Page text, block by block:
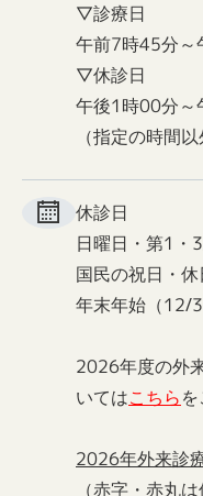
▽診療日
午前7時45分～
▽休診日
午後1時00分～
（指定の時間
休診日
日曜日・第1・
国民の祝日・休
年末年始（12/
2026年度の外
いてはこちら
2026年外来診
（赤字・赤丸